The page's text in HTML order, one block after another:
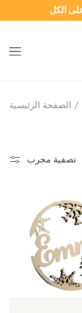
إلى
الصفحة الرئيسية
تصفية مجرب